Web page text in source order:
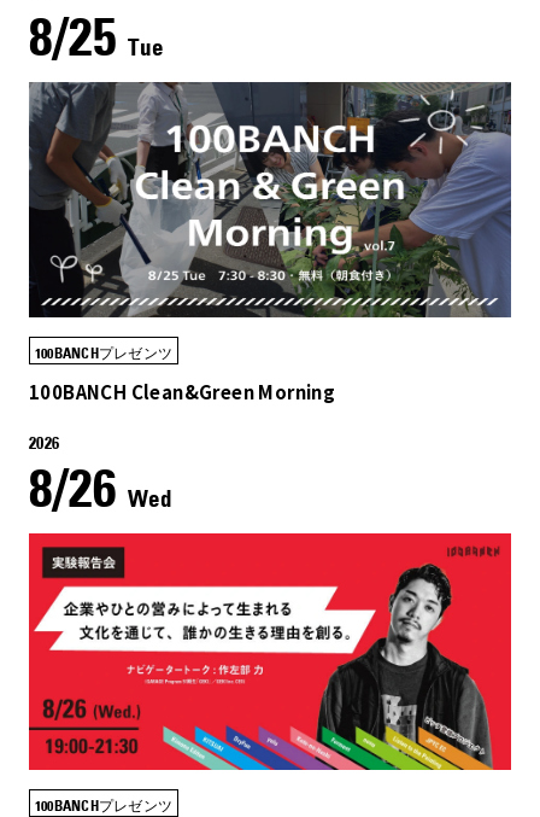
8/25 Tue
100BANCHプレゼンツ
100BANCH Clean&Green Morning
2026
8/26 Wed
100BANCHプレゼンツ